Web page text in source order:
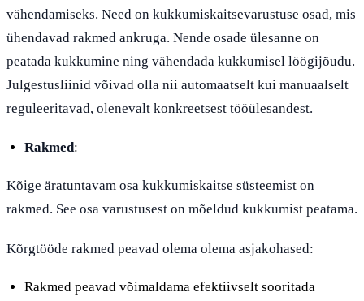
vähendamiseks. Need on kukkumiskaitsevarustuse osad, mis
ühendavad rakmed ankruga. Nende osade ülesanne on
peatada kukkumine ning vähendada kukkumisel löögijõudu.
Julgestusliinid võivad olla nii automaatselt kui manuaalselt
reguleeritavad, olenevalt konkreetsest tööülesandest.
Rakmed:
Kõige äratuntavam osa kukkumiskaitse süsteemist on
rakmed. See osa varustusest on mõeldud kukkumist peatama.
Kõrgtööde rakmed peavad olema olema asjakohased:
Rakmed peavad võimaldama efektiivselt sooritada